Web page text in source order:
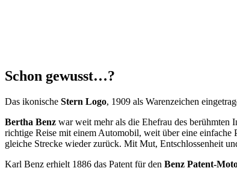
Schon gewusst…?
Das ikonische Stern Logo, 1909 als Warenzeichen
Bertha Benz war weit mehr als die Ehefrau des berühmten
richtige Reise mit einem Automobil, weit über eine einfache
gleiche Strecke wieder zurück. Mit Mut, Entschlossenheit
Karl Benz erhielt 1886 das Patent für den Benz Patent-